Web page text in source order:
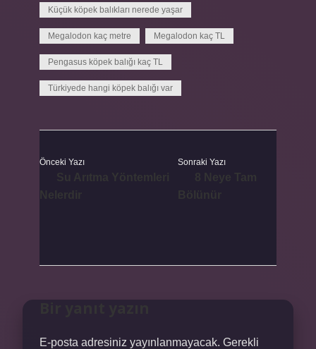
Küçük köpek balıkları nerede yaşar
Megalodon kaç metre Megalodon kaç TL
Pengasus köpek balığı kaç TL
Türkiyede hangi köpek balığı var
Önceki Yazı Sonraki Yazı
E-posta adresiniz yayınlanmayacak. Gerekli